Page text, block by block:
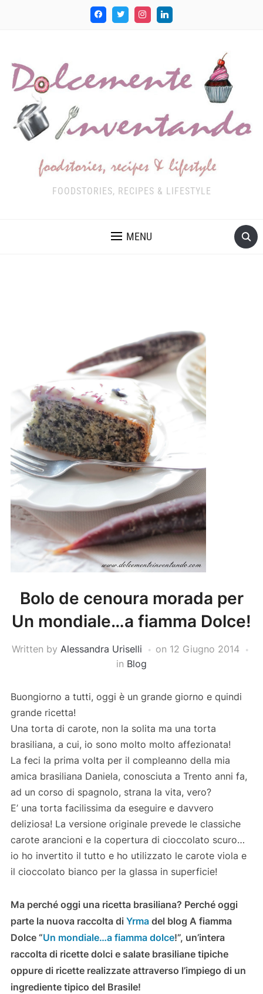
FOODSTORIES, RECIPES & LIFESTYLE
MENU
Bolo de cenoura morada per
Un mondiale…a fiamma Dolce!
Written by Alessandra Uriselli on 12 Giugno 2014
in Blog
Buongiorno a tutti, oggi è un grande giorno e quindi
grande ricetta!
Una torta di carote, non la solita ma una torta
brasiliana, a cui, io sono molto molto affezionata!
La feci la prima volta per il compleanno della mia
amica brasiliana Daniela, conosciuta a Trento anni fa,
ad un corso di spagnolo, strana la vita, vero?
E’ una torta facilissima da eseguire e davvero
deliziosa! La versione originale prevede le classiche
carote arancioni e la copertura di cioccolato scuro…
io ho invertito il tutto e ho utilizzato le carote viola e
il cioccolato bianco per la glassa in superficie!
Ma perché oggi una ricetta brasiliana? Perché oggi
parte la nuova raccolta di Yrmadel blog A fiamma
Dolce “Un mondiale…a fiamma dolce!”, un’intera
raccolta di ricette dolci e salate brasiliane tipiche
oppure di ricette realizzate attraverso l’impiego di un
ingrediente tipico del Brasile!